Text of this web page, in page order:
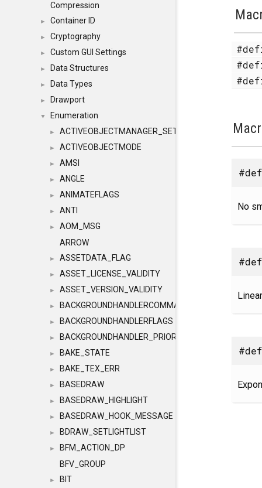
Compression
► Container ID
► Cryptography
► Custom GUI Settings
► Data Structures
► Data Types
► Drawport
▼ Enumeration
► ACTIVEOBJECTMANAGER_SETOBJECTS
► ACTIVEOBJECTMODE
► AMSI
► ANGLE
► ANIMATEFLAGS
► ANTI
►
AOM_MSG
ARROW
► ASSETDATA_FLAG
► ASSET_LICENSE_VALIDITY
► ASSET_VERSION_VALIDITY
► BACKGROUNDHANDLERCOMMAND
► BACKGROUNDHANDLERFLAGS
► BACKGROUNDHANDLER_PRIORITY
► BAKE_STATE
► BAKE_TEX_ERR
► BASEDRAW
► BASEDRAW_HIGHLIGHT
► BASEDRAW_HOOK_MESSAGE
► BDRAW_SETLIGHTLIST
►
BFM_ACTION_DP
BFV_GROUP
► BIT
No